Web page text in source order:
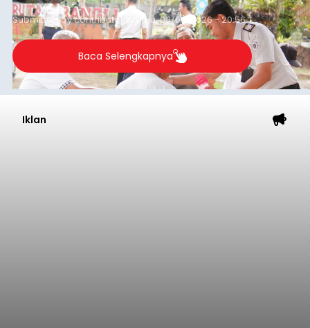
Submitted bycontributor Thu, 08/06/2026 - 20:56
Baca Selengkapnya
Iklan